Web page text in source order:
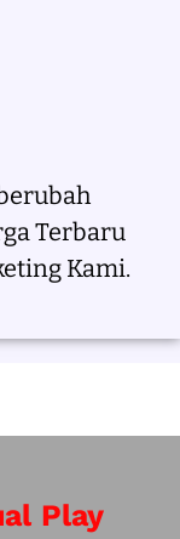
Terbaru
Kami.
Play